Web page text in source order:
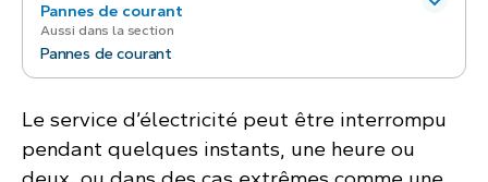
Pannes de courant
Aussi dans la section
Pannes de courant
Le service d’électricité peut être interrompu
pendant quelques instants, une heure ou